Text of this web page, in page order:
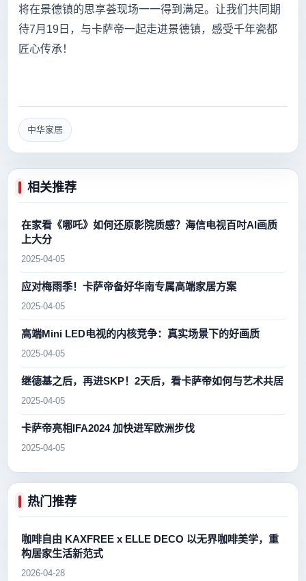
将在景德镇的思享荟现场一一得到满足。让我们共同期
待7月19日，与卡萨帝一起走进景德镇，感受千年瓷都
匠心传承！
中华家居
相关推荐
在家看《哪吒》如何还原影院质感？海信电视百吋AI画质
上大分
2025-04-05
应对梅雨季！卡萨帝备好华南专属高端家居方案
2025-04-05
高端Mini LED电视的内核竞争：真实场景下的好画质
2025-04-05
继德基之后，再进SKP！2天后，看卡萨帝如何与艺术共居
2025-04-05
卡萨帝亮相IFA2024 加快进军欧洲步伐
2025-04-05
热门推荐
咖啡自由 KAXFREE x ELLE DECO 以无界咖啡美学，重
构居家生活新范式
2026-04-28